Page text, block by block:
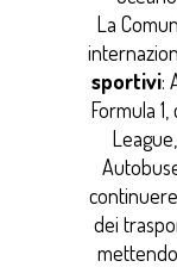
La
sportivi:
Formula
dei